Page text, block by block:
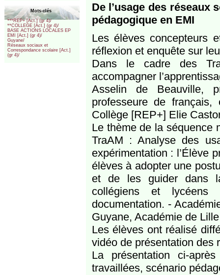
Mots-clés
***REP+ [Act.] (gr 4)/
**COLLEGE [Act.] (gr 4)/
BASE ACTIONS LOCALES EP
EMI [Act.] (gr 4)/
Guyane/
Réseaux sociaux et
Correspondance scolaire [Act.]
(gr 4)/
De l’usage des réseaux
pédagogique en EMI
Les élèves concepteurs
réflexion et enquête sur
Dans le cadre des
accompagner
Asselin de Beauville,
professeure de
Collège [REP+] Elie
Le thème de la séquence
TraAM : Analyse des
expérimentation : l’Élève
élèves à adopter une
et de les guider dans
collégiens et lycéens
documentation. -
Guyane, Académie de
Les élèves ont réalisé
vidéo de présentation des
La présentation ci-
travaillées, scénario